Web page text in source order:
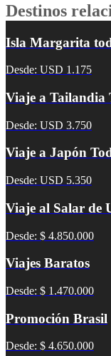
Destinos
Isla Margarita
Desde: USD 1.175
Viaje a Tailandia
Desde: USD 3.750
Viaje a Japón
Desde: USD 5.350
Viaje al Salar de
Desde: $ 4.850.000
Viajes Baratos
Desde: $ 1.470.000
Promoción Brasil
Desde: $ 4.650.000